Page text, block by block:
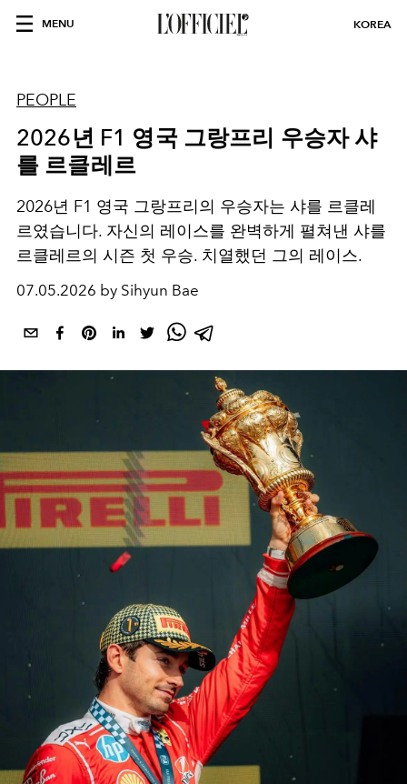
MENU KOREA
PEOPLE
2026년 F1 영국 그랑프리 우승자 샤
를 르클레르
2026년 F1 영국 그랑프리의 우승자는 샤를 르클레
르였습니다. 자신의 레이스를 완벽하게 펼쳐낸 샤를
르클레르의 시즌 첫 우승. 치열했던 그의 레이스.
07.05.2026 by Sihyun Bae